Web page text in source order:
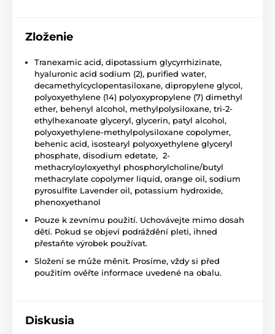
Zloženie
Tranexamic acid, dipotassium glycyrrhizinate,
hyaluronic acid sodium (2), purified water,
decamethylcyclopentasiloxane, dipropylene glycol,
polyoxyethylene (14) polyoxypropylene (7) dimethyl
ether, behenyl alcohol, methylpolysiloxane, tri-2-
ethylhexanoate glyceryl, glycerin, patyl alcohol,
polyoxyethylene-methylpolysiloxane copolymer,
behenic acid, isostearyl polyoxyethylene glyceryl
phosphate, disodium edetate, 2-
methacryloyloxyethyl phosphorylcholine/butyl
methacrylate copolymer liquid, orange oil, sodium
pyrosulfite Lavender oil, potassium hydroxide,
phenoxyethanol
Pouze k zevnímu použití. Uchovávejte mimo dosah
dětí. Pokud se objeví podráždění pleti, ihned
přestaňte výrobek používat.
Složení se může měnit. Prosíme, vždy si před
použitím ověřte informace uvedené na obalu.
Diskusia